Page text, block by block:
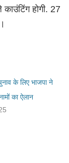
होगी. 27
के लिए भाजपा ने
का ऐलान